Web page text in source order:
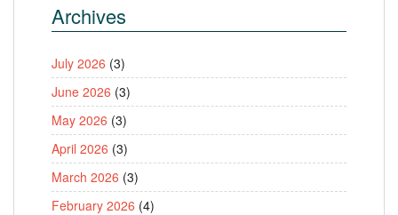
Archives
July 2026 (3)
June 2026 (3)
May 2026 (3)
April 2026 (3)
March 2026 (3)
February 2026 (4)